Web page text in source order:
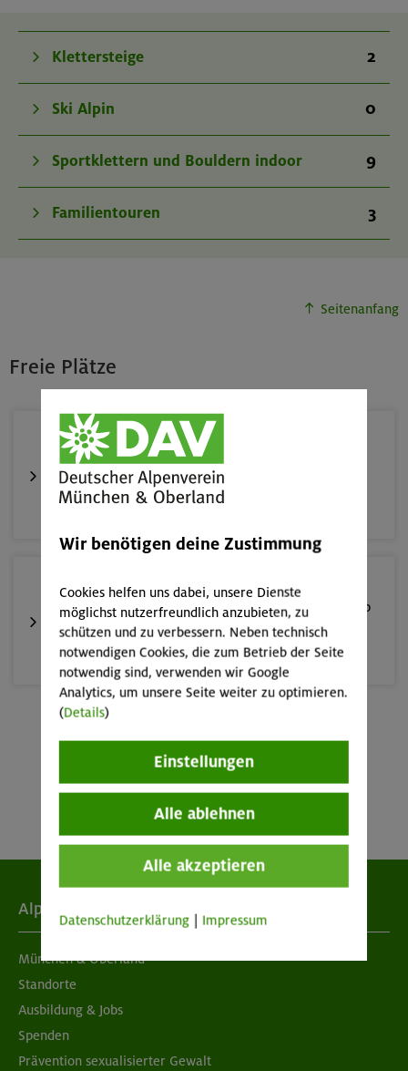
Klettersteige 2
Ski Alpin 0
Sportklettern und Bouldern indoor 9
Familientouren 3
Seitenanfang
Freie Plätze
21.-23.08.26
Familienfreizeit: Hüttenübernachtung mit Kindern
von 6-9 J.
20.09.26
Familienwanderung: Wendelstein-Überschreitung (ab
10 J.)
Mangfallgebirge
Mehr anzeigen
Alpenverein
München & Oberland
Standorte
Ausbildung & Jobs
Spenden
Prävention sexualisierter Gewalt
Wir benötigen deine Zustimmung
Cookies helfen uns dabei, unsere Dienste
möglichst nutzerfreundlich anzubieten, zu
schützen und zu verbessern. Neben technisch
notwendigen Cookies, die zum Betrieb der Seite
notwendig sind, verwenden wir Google
Analytics, um unsere Seite weiter zu optimieren.
(Details)
Einstellungen
Alle ablehnen
Alle akzeptieren
Datenschutzerklärung Impressum